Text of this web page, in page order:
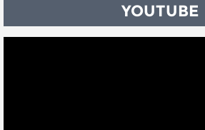
YOUTUBE